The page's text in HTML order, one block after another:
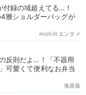
録の域超えてる…！
4層ショルダーバッグが
michill エンタメ
反則だよ…！「不器用
可愛くて便利なお弁当
海原藍